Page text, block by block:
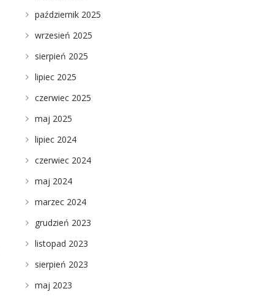
październik 2025
wrzesień 2025
sierpień 2025
lipiec 2025
czerwiec 2025
maj 2025
lipiec 2024
czerwiec 2024
maj 2024
marzec 2024
grudzień 2023
listopad 2023
sierpień 2023
maj 2023